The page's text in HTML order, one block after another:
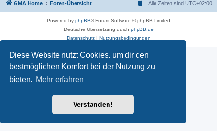
Diese Website nutzt Cookies, um dir den
bestmöglichen Komfort bei der Nutzung zu
bieten. Mehr erfahren
Verstanden!
GMA Home Foren-Übersicht Alle Zeiten sind UTC+02:00
Powered by phpBB® Forum Software © phpBB Limited
Deutsche Übersetzung durch phpBB.de
Datenschutz| Nutzungsbedingungen